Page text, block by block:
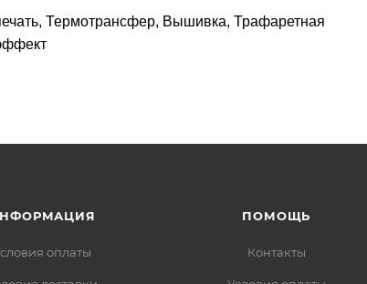
Термотрансфер, Вышивка, Трафаретная
оплаты
ПОМОЩЬ
Контакты